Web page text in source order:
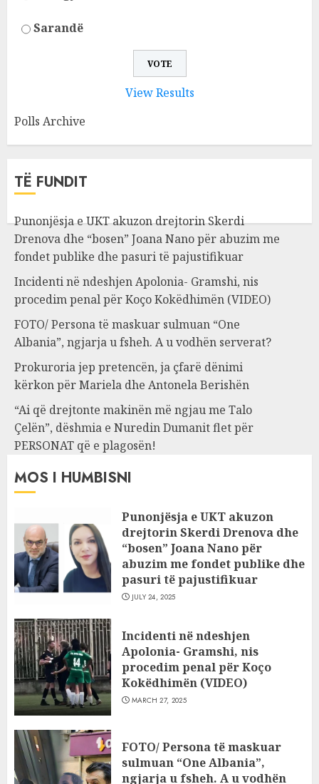
Sarandë
View Results
Polls Archive
TË FUNDIT
Punonjësja e UKT akuzon drejtorin Skerdi
Drenova dhe “bosen” Joana Nano për abuzim me
fondet publike dhe pasuri të pajustifikuar
Incidenti në ndeshjen Apolonia- Gramshi, nis
procedim penal për Koço Kokëdhimën (VIDEO)
FOTO/ Persona të maskuar sulmuan “One
Albania”, ngjarja u fsheh. A u vodhën serverat?
Prokuroria jep pretencën, ja çfarë dënimi
kërkon për Mariela dhe Antonela Berishën
“Ai që drejtonte makinën më ngjau me Talo
Çelën”, dëshmia e Nuredin Dumanit flet për
PERSONAT që e plagosën!
MOS I HUMBISNI
Punonjësja e UKT akuzon
drejtorin Skerdi Drenova dhe
“bosen” Joana Nano për
abuzim me fondet publike dhe
pasuri të pajustifikuar
JULY 24, 2025
Incidenti në ndeshjen
Apolonia- Gramshi, nis
procedim penal për Koço
Kokëdhimën (VIDEO)
MARCH 27, 2025
FOTO/ Persona të maskuar
sulmuan “One Albania”,
ngjarja u fsheh. A u vodhën